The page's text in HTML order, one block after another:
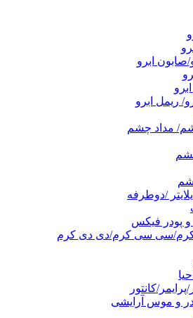
صابون ابرو
ریمل ابرو
مداد چشم
/دوطرفه
و پودر فیکس
سی سی کرم/دی دی کرم
پرایمر/کانتور
و موس آرایشی